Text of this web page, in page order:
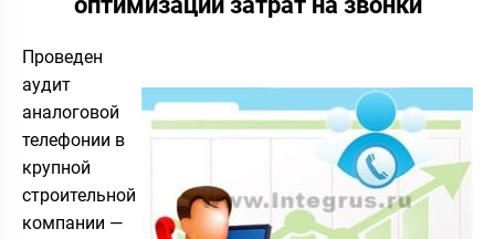
Проведен
аудит
аналоговой
телефонии в
крупной
строительной
компании —